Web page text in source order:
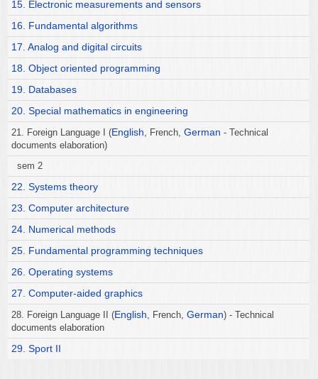
15. Electronic measurements and sensors
16. Fundamental algorithms
17. Analog and digital circuits
18. Object oriented programming
19. Databases
20. Special mathematics in engineering
21. Foreign Language I (English, French,German - Technical
documents elaboration)
sem 2
22. Systems theory
23. Computer architecture
24. Numerical methods
25. Fundamental programming techniques
26. Operating systems
27. Computer-aided graphics
28. Foreign Language II (English, French,German) - Technical
documents elaboration
29. Sport II